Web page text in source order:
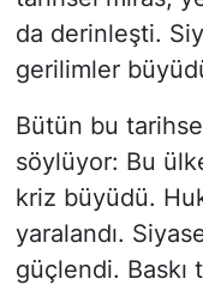
da derinleşti.
gerilimler
Bütün bu
söylüyor: Bu
kriz büyüdü.
yaralandı.
güçlendi.